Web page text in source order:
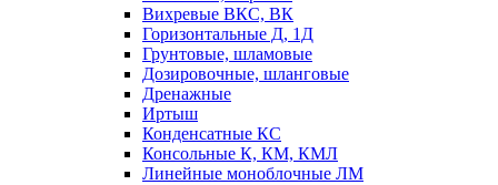
Вихревые ВКС, ВК
Горизонтальные Д, 1Д
Грунтовые, шламовые
Дозировочные, шланговые
Дренажные
Иртыш
Конденсатные КС
Консольные К, КМ, КМЛ
Линейные моноблочные ЛМ